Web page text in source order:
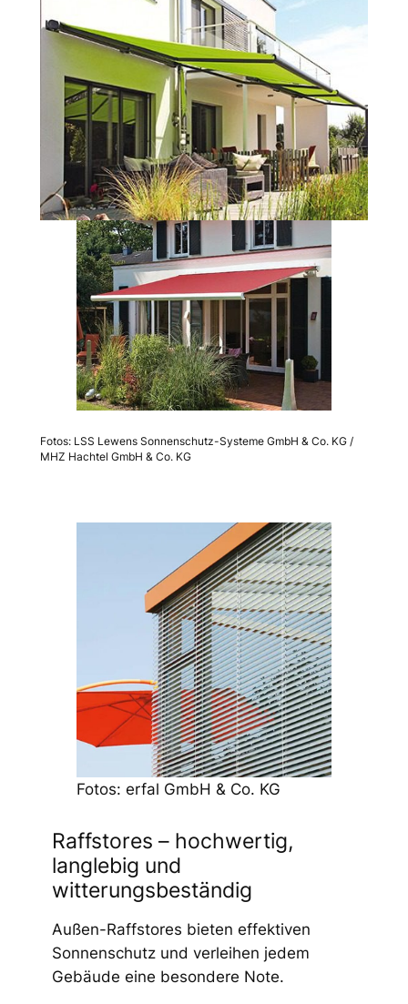
Fotos: LSS Lewens Sonnenschutz-Systeme GmbH & Co. KG /
MHZ Hachtel GmbH & Co. KG
Fotos: erfal GmbH & Co. KG
Raffstores – hochwertig,
langlebig und
witterungsbeständig
Außen-Raffstores bieten effektiven
Sonnenschutz und verleihen jedem
Gebäude eine besondere Note.